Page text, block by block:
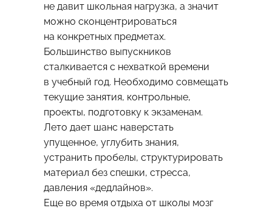
не давит школьная нагрузка, а значит
можно сконцентрироваться
на конкретных предметах.
Большинство выпускников
сталкивается с нехваткой времени
в учебный год. Необходимо совмещать
текущие занятия, контрольные,
проекты, подготовку к экзаменам.
Лето дает шанс наверстать
упущенное, углубить знания,
устранить пробелы, структурировать
материал без спешки, стресса,
давления «дедлайнов».
Еще во время отдыха от школы мозг